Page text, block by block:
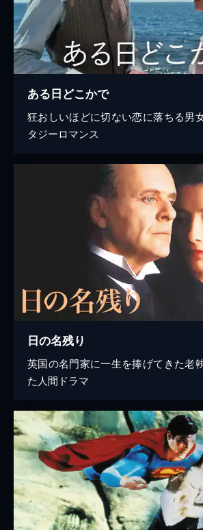
ある日どこかで
狂おしいほどに切ない恋に落ちる男
タジーロマンス
日の名残り
英国の名門家に一生を捧げてきた老
た人間ドラマ